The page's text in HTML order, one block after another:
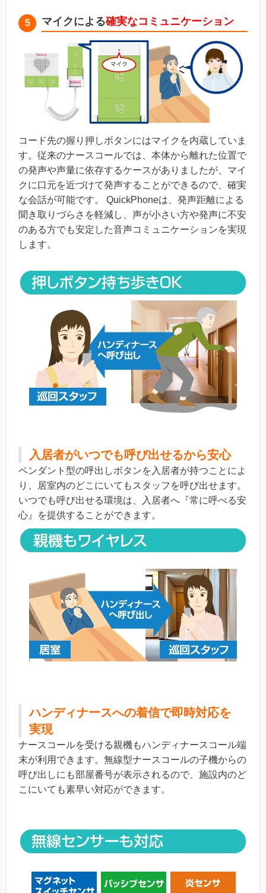
5 マイクによる確実なコミュニケーション
コード先の握り押しボタンにはマイクを内蔵していま
す。従来のナースコールでは、本体から離れた位置で
の発声や声量に依存するケースがありましたが、マイ
クに口元を近づけて発声することができるので、確実
な会話が可能です。 QuickPhoneは、発声距離による
聞き取りづらさを軽減し、声が小さい方や発声に不安
のある方でも安定した音声コミュニケーションを実現
します。
入居者がいつでも呼び出せるから安心
ペンダント型の呼出しボタンを入居者が持つことによ
り、居室内のどこにいてもスタッフを呼び出せます。
いつでも呼び出せる環境は、入居者へ『常に呼べる安
心』を提供することができます。
ハンディナースへの着信で即時対応を
実現
ナースコールを受ける親機もハンディナースコール端
末が利用できます。無線型ナースコールの子機からの
呼び出しにも部屋番号が表示されるので、施設内のど
こにいても素早い対応ができます。